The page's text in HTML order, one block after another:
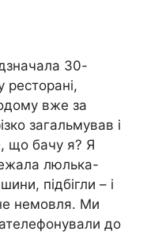
30-
ресторані,
вже за
загальмував і
що бачу я? Я
люлька-
підбігли – і
немовля. Ми
до